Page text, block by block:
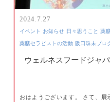
2024.7.27
イベント お知らせ 日々思うこと 薬
薬膳セラピストの活動 阪口珠未ブロ
ウェルネスフードジャ
おはようございます。 さて、展